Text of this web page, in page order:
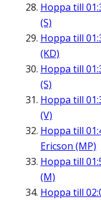
Hoppa till
(S)
Hoppa till
(KD)
Hoppa till
(S)
Hoppa till
(V)
Hoppa till
Ericson (MP)
Hoppa till
(M)
Hoppa till